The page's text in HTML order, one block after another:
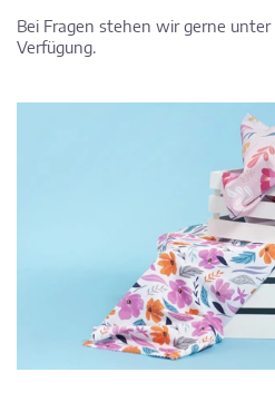
Bei Fragen stehen wir gerne unter
Verfügung.